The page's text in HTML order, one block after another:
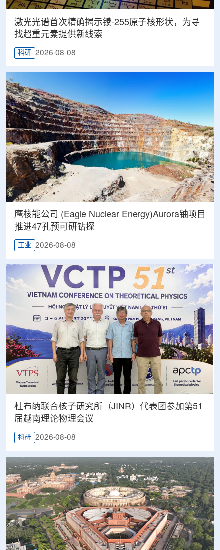
激光光谱首次精确揭示镄-255原子核形状，为寻
找超重元素提供新线索
科研 2026-08-08
鹰核能公司 (Eagle Nuclear Energy)Aurora铀项目
推进47孔预可研钻探
工业 2026-08-08
杜布纳联合核子研究所（JINR）代表团参加第51
届越南理论物理会议
科研 2026-08-08